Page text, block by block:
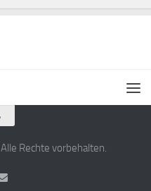
Rechte vorbehalten.